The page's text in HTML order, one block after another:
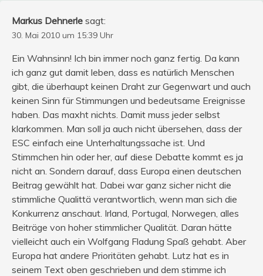
Markus Dehnerle sagt:
30. Mai 2010 um 15:39 Uhr
Ein Wahnsinn! Ich bin immer noch ganz fertig. Da kann
ich ganz gut damit leben, dass es natürlich Menschen
gibt, die überhaupt keinen Draht zur Gegenwart und auch
keinen Sinn für Stimmungen und bedeutsame Ereignisse
haben. Das maxht nichts. Damit muss jeder selbst
klarkommen. Man soll ja auch nicht übersehen, dass der
ESC einfach eine Unterhaltungssache ist. Und
Stimmchen hin oder her, auf diese Debatte kommt es ja
nicht an. Sondern darauf, dass Europa einen deutschen
Beitrag gewählt hat. Dabei war ganz sicher nicht die
stimmliche Qualittä verantwortlich, wenn man sich die
Konkurrenz anschaut. Irland, Portugal, Norwegen, alles
Beiträge von hoher stimmlicher Qualität. Daran hätte
vielleicht auch ein Wolfgang Fladung Spaß gehabt. Aber
Europa hat andere Prioritäten gehabt. Lutz hat es in
seinem Text oben geschrieben und dem stimme ich